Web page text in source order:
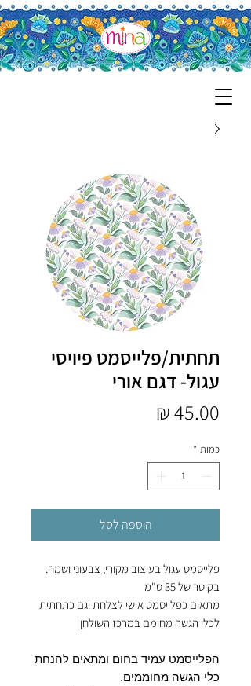
תחתית/פלייסמט פיויסי
עגול- דגם אורי
כמות *
הוספה לסל
פלייסמט עגול בעיצוב מקורי, צבעוני ושמח.
בקוטר של 35 ס"מ
מתאים כפלייסמט אישי לצלחת וגם כתחתית
לכלי הגשה מחומם במרכז השולחן
הפלייסמט עמיד בחום ומתאים להנחת
כלי הגשה מחוממים.